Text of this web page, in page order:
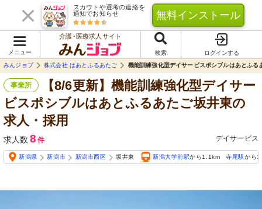
スカウトや選考の連絡を
通知でお知らせ
無料インストール
メニュー
介護･医療求人サイト
検索
ログインする
みんジョブ
株式会社 はあとふるあたご 機能訓練強化型デイサービスポシブルはあとふる
事業所
【8/6更新】機能訓練強化型デイサー
ビスポシブルはあとふるあたご坂井東の
求人・採用
求人数 8 件 デイサービス
新潟県 新潟市 新潟市西区 坂井東 新潟大学前駅から1.1km 寺尾駅から